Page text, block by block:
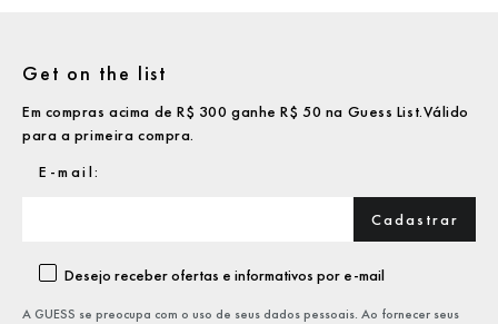
Get on the list
Em compras acima de R$ 300 ganhe R$ 50 na Guess List.Válido
para a primeira compra.
Cadastrar
Desejo receber ofertas e informativos por e-mail
A GUESS se preocupa com o uso de seus dados pessoais. Ao fornecer seus